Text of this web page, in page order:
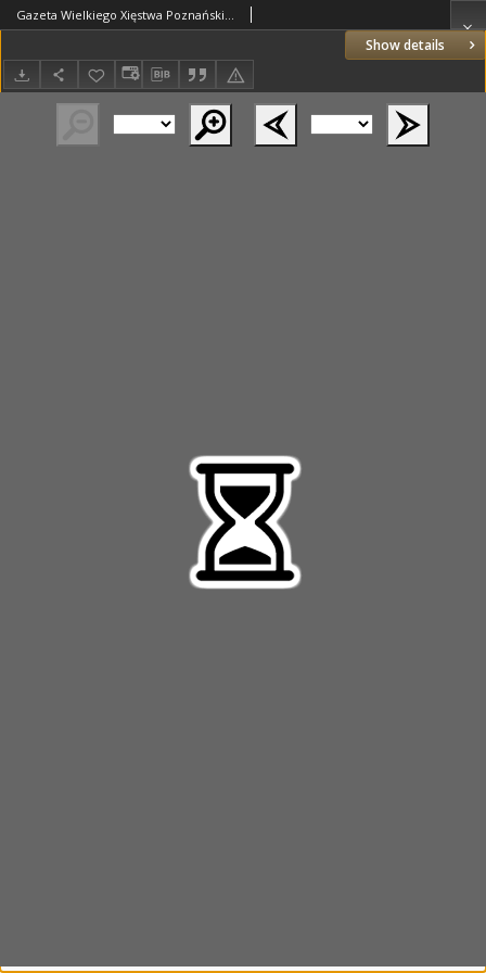
Show details
Gazeta Wielkiego Xięstwa Poznańskiego 1846.06.10 Nr132